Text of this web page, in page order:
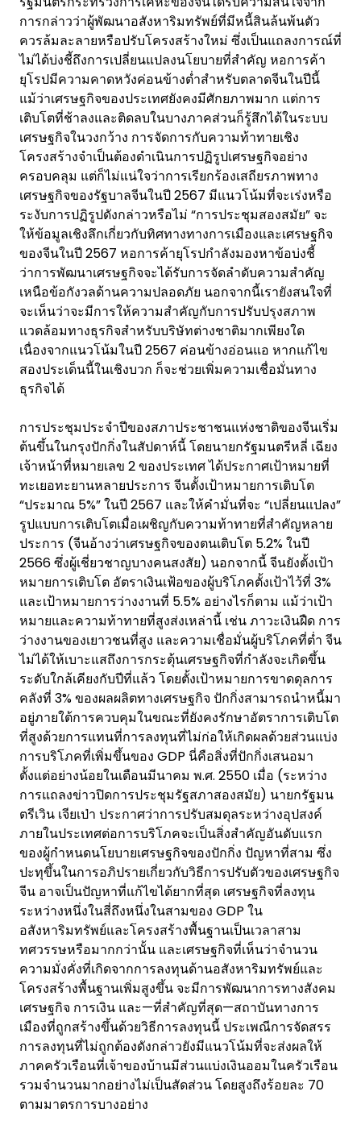
การกล่าวว่าผู้พัฒนาอสังหาริมทรัพย์ที่มีหนี้สินล้นพ้นตัว
ควรล้มละลายหรือปรับโครงสร้างใหม่ ซึ่งเป็นแถลงการณ์ที่
ไม่ได้บ่งชี้ถึงการเปลี่ยนแปลงนโยบายที่สำคัญ หอการค้า
ยุโรปมีความคาดหวังค่อนข้างต่ำสำหรับตลาดจีนในปีนี้
แม้ว่าเศรษฐกิจของประเทศยังคงมีศักยภาพมาก แต่การ
เติบโตที่ช้าลงและติดลบในบางภาคส่วนก็รู้สึกได้ในระบบ
เศรษฐกิจในวงกว้าง การจัดการกับความท้าทายเชิง
โครงสร้างจำเป็นต้องดำเนินการปฏิรูปเศรษฐกิจอย่าง
ครอบคลุม แต่ก็ไม่แน่ใจว่าการเรียกร้องเสถียรภาพทาง
เศรษฐกิจของรัฐบาลจีนในปี 2567 มีแนวโน้มที่จะเร่งหรือ
ระงับการปฏิรูปดังกล่าวหรือไม่ “การประชุมสองสมัย” จะ
ให้ข้อมูลเชิงลึกเกี่ยวกับทิศทางทางการเมืองและเศรษฐกิจ
ของจีนในปี 2567 หอการค้ายุโรปกำลังมองหาข้อบ่งชี้
ว่าการพัฒนาเศรษฐกิจจะได้รับการจัดลำดับความสำคัญ
เหนือข้อกังวลด้านความปลอดภัย นอกจากนี้เรายังสนใจที่
จะเห็นว่าจะมีการให้ความสำคัญกับการปรับปรุงสภาพ
แวดล้อมทางธุรกิจสำหรับบริษัทต่างชาติมากเพียงใด
เนื่องจากแนวโน้มในปี 2567 ค่อนข้างอ่อนแอ หากแก้ไข
สองประเด็นนี้ในเชิงบวก ก็จะช่วยเพิ่มความเชื่อมั่นทาง
ธุรกิจได้
การประชุมประจำปีของสภาประชาชนแห่งชาติของจีนเริ่ม
ต้นขึ้นในกรุงปักกิ่งในสัปดาห์นี้ โดยนายกรัฐมนตรีหลี่ เฉียง
เจ้าหน้าที่หมายเลข 2 ของประเทศ ได้ประกาศเป้าหมายที่
ทะเยอทะยานหลายประการ จีนตั้งเป้าหมายการเติบโต
“ประมาณ 5%” ในปี 2567 และให้คำมั่นที่จะ “เปลี่ยนแปลง”
รูปแบบการเติบโตเมื่อเผชิญกับความท้าทายที่สำคัญหลาย
ประการ (จีนอ้างว่าเศรษฐกิจของตนเติบโต 5.2% ในปี
2566 ซึ่งผู้เชี่ยวชาญบางคนสงสัย) นอกจากนี้ จีนยังตั้งเป้า
หมายการเติบโต อัตราเงินเฟ้อของผู้บริโภคตั้งเป้าไว้ที่ 3%
และเป้าหมายการว่างงานที่ 5.5% อย่างไรก็ตาม แม้ว่าเป้า
หมายและความท้าทายที่สูงส่งเหล่านี้ เช่น ภาวะเงินฝืด การ
ว่างงานของเยาวชนที่สูง และความเชื่อมั่นผู้บริโภคที่ต่ำ จีน
ไม่ได้ให้เบาะแสถึงการกระตุ้นเศรษฐกิจที่กำลังจะเกิดขึ้น
ระดับใกล้เคียงกับปีที่แล้ว โดยตั้งเป้าหมายการขาดดุลการ
คลังที่ 3% ของผลผลิตทางเศรษฐกิจ ปักกิ่งสามารถนำหนี้มา
อยู่ภายใต้การควบคุมในขณะที่ยังคงรักษาอัตราการเติบโต
ที่สูงด้วยการแทนที่การลงทุนที่ไม่ก่อให้เกิดผลด้วยส่วนแบ่ง
การบริโภคที่เพิ่มขึ้นของ GDP นี่คือสิ่งที่ปักกิ่งเสนอมา
ตั้งแต่อย่างน้อยในเดือนมีนาคม พ.ศ. 2550 เมื่อ (ระหว่าง
การแถลงข่าวปิดการประชุมรัฐสภาสองสมัย) นายกรัฐมน
ตรีเวิน เจียเป่า ประกาศว่าการปรับสมดุลระหว่างอุปสงค์
ภายในประเทศต่อการบริโภคจะเป็นสิ่งสำคัญอันดับแรก
ของผู้กำหนดนโยบายเศรษฐกิจของปักกิ่ง ปัญหาที่สาม ซึ่ง
ปะทุขึ้นในการอภิปรายเกี่ยวกับวิธีการปรับตัวของเศรษฐกิจ
จีน อาจเป็นปัญหาที่แก้ไขได้ยากที่สุด เศรษฐกิจที่ลงทุน
ระหว่างหนึ่งในสี่ถึงหนึ่งในสามของ GDP ใน
อสังหาริมทรัพย์และโครงสร้างพื้นฐานเป็นเวลาสาม
ทศวรรษหรือมากกว่านั้น และเศรษฐกิจที่เห็นว่าจำนวน
ความมั่งคั่งที่เกิดจากการลงทุนด้านอสังหาริมทรัพย์และ
โครงสร้างพื้นฐานเพิ่มสูงขึ้น จะมีการพัฒนาการทางสังคม
เศรษฐกิจ การเงิน และ—ที่สำคัญที่สุด—สถาบันทางการ
เมืองที่ถูกสร้างขึ้นด้วยวิธีการลงทุนนี้ ประเพณีการจัดสรร
การลงทุนที่ไม่ถูกต้องดังกล่าวยังมีแนวโน้มที่จะส่งผลให้
ภาคครัวเรือนที่เจ้าของบ้านมีส่วนแบ่งเงินออมในครัวเรือน
รวมจำนวนมากอย่างไม่เป็นสัดส่วน โดยสูงถึงร้อยละ 70
ตามมาตรการบางอย่าง